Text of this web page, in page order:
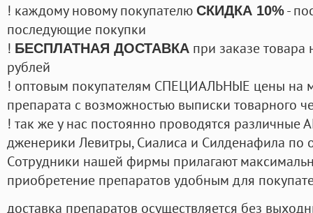
! каждому новому покупателю СКИДКА 10%-
последующие покупки
! БЕСПЛАТНАЯ ДОСТАВКА при заказе
рублей
! оптовым покупателям СПЕЦИАЛЬНЫЕ цены на
препарата с возможностью выписки товарного
! так же у нас постоянно проводятся
дженерики Левитры, Сиалиса и Силденафила по
Cотрудники нашей фирмы прилагают
приобретение препаратов удобным для
доставка препаратов осуществляется без